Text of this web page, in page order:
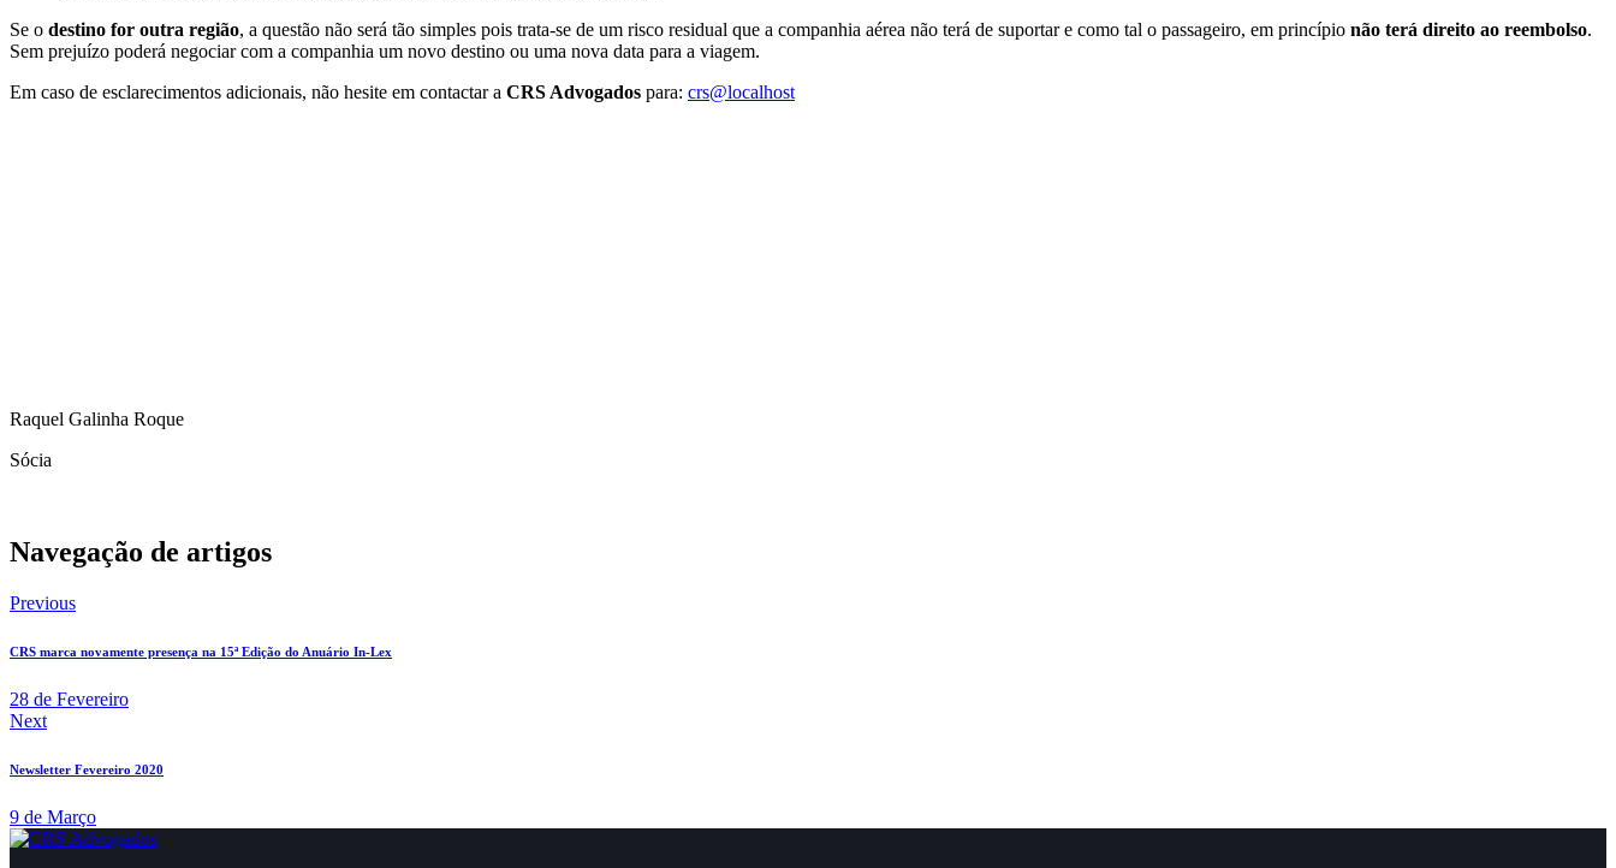
Se o destino for outra região, a questão não será tão simples pois trata-se de um risco residual que a companhia aérea não terá de suportar e como tal o passageiro, em princípio não terá direito ao reembolso.
Sem prejuízo poderá negociar com a companhia um novo destino ou uma nova data para a viagem.
Em caso de esclarecimentos adicionais, não hesite em contactar a CRS Advogados para: crs@localhost
Raquel Galinha Roque
Sócia
Navegação de artigos
Previous
CRS marca novamente presença na 15ª Edição do Anuário In-Lex
28 de Fevereiro
Next
Newsletter Fevereiro 2020
9 de Março